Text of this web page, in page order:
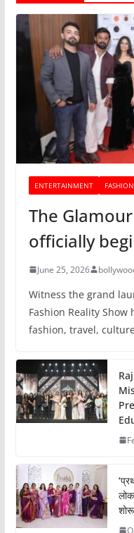
ENTERTAINMENT FASHION
The
officially
June 25, 2026
Witness the grand
Fashion Reality
fashion, travel,